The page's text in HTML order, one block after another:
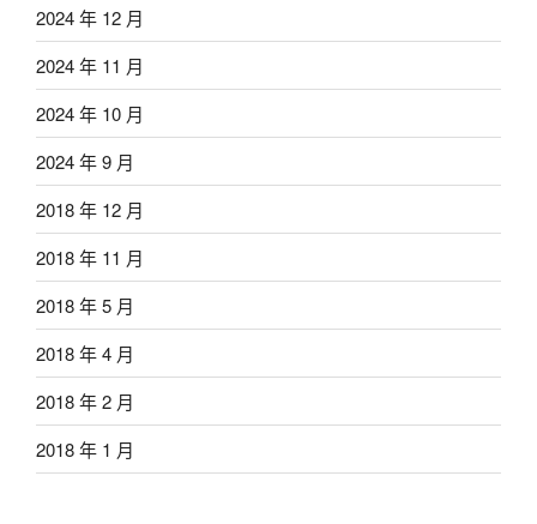
2024 年 12 月
2024 年 11 月
2024 年 10 月
2024 年 9 月
2018 年 12 月
2018 年 11 月
2018 年 5 月
2018 年 4 月
2018 年 2 月
2018 年 1 月